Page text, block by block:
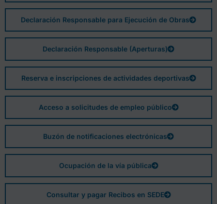
Declaración Responsable para Ejecución de Obras
Declaración Responsable (Aperturas)
Reserva e inscripciones de actividades deportivas
Acceso a solicitudes de empleo público
Buzón de notificaciones electrónicas
Ocupación de la vía pública
Consultar y pagar Recibos en SEDE